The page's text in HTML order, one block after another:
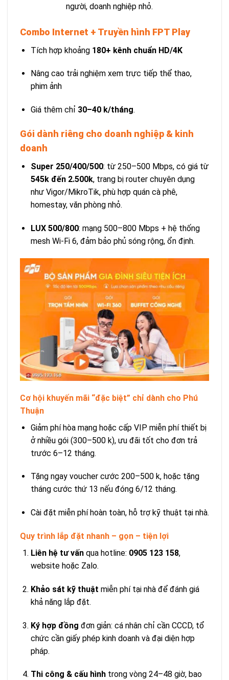
người, doanh nghiệp nhỏ.
Combo Internet + Truyền hình FPT Play
Tích hợp khoảng 180+ kênh chuẩn HD/4K
Nâng cao trải nghiệm xem trực tiếp thể thao,
phim ảnh
Giá thêm chỉ 30–40 k/tháng.
Gói dành riêng cho doanh nghiệp & kinh
doanh
Super 250/400/500: từ 250–500 Mbps, có giá từ
545k đến 2.500k, trang bị router chuyên dụng
như Vigor/MikroTik, phù hợp quán cà phê,
homestay, văn phòng nhỏ.
LUX 500/800: mạng 500–800 Mbps + hệ thống
mesh Wi‑Fi 6, đảm bảo phủ sóng rộng, ổn định.
Cơ hội khuyến mãi “đặc biệt” chỉ dành cho Phú
Thuận
Giảm phí hòa mạng hoặc cấp VIP miễn phí thiết bị
ở nhiều gói (300–500 k), ưu đãi tốt cho đơn trả
trước 6–12 tháng.
Tặng ngay voucher cước 200–500 k, hoặc tặng
tháng cước thứ 13 nếu đóng 6/12 tháng.
Cài đặt miễn phí hoàn toàn, hỗ trợ kỹ thuật tại nhà.
Quy trình lắp đặt nhanh – gọn – tiện lợi
Liên hệ tư vấnqua hotline: 0905 123 158,
website hoặc Zalo.
Khảo sát kỹ thuật miễn phí tại nhà để đánh giá
khả năng lắp đặt.
Ký hợp đồng đơn giản: cá nhân chỉ cần CCCD, tổ
chức cần giấy phép kinh doanh và đại diện hợp
pháp.
Thi công & cấu hìnhtrong vòng 24–48 giờ, bao